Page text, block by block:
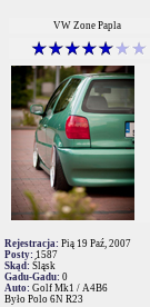
VW Zone Papla
Rejestracja: Pią 19 Paź, 2007
Posty: 1587
Skąd: Śląsk
Gadu-Gadu: 0
Auto: Golf Mk1 / A4B6
Było Polo 6N R23